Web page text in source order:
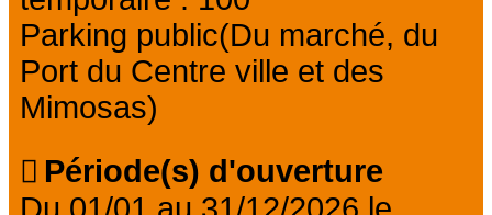
Parking public(Du marché, du
Port du Centre ville et des
Mimosas)
Période(s) d'ouverture